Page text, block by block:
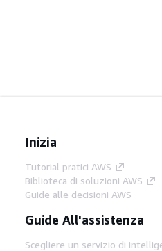
Inizia
Tutorial pratici AWS
Biblioteca di soluzioni AWS
Guide alle decisioni AWS
Guide All'assistenza
Scegliere un servizio di